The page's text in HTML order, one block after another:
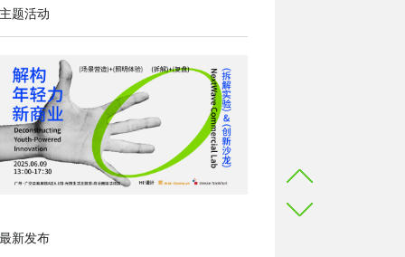
题活动
新发布